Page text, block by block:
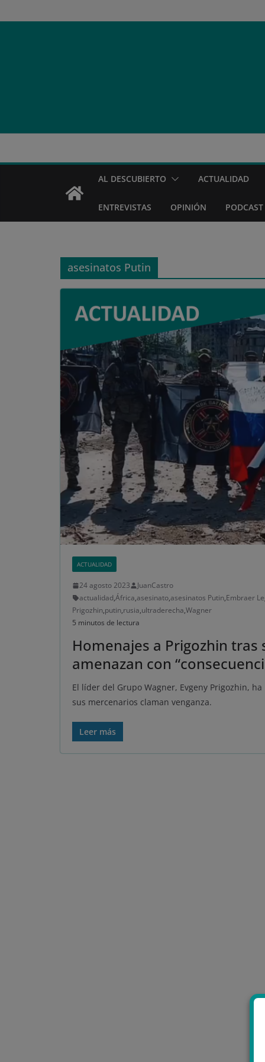
al
AL DESCUBIERTO ACTUALIDAD
ENTREVISTAS OPINIÓN PODCAST
asesinatos Putin
ACTUALIDAD
24 agosto 2023
JuanCastro
actualidad,África,asesinato,asesinatos Putin,Embraer
Prigozhin,putin,rusia,ultraderecha,Wagner
5 minutos de lectura
Homenajes a Prigozhin
amenazan con
El líder del Grupo Wagner, Evgeny Prigozhin,
sus mercenarios claman venganza.
Leer más